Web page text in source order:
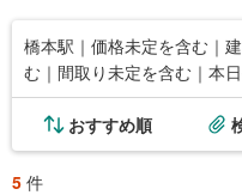
橋本駅｜価格未定を含む｜
む｜間取り未定を含む｜本
おすすめ順
5 件